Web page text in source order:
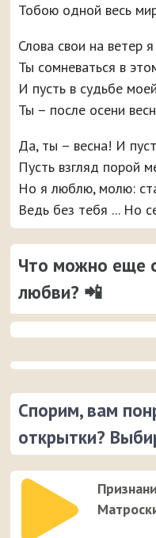
Тобою одной весь
Слова свои на ветер
Ты сомневаться в
И пусть в судьбе
Ты – после осени
Да, ты – весна! И
Пусть взгляд порой
Но я люблю, молю:
Ведь без тебя ... Но
Что можно еще
любви? 📲
Спорим, вам
открытки?